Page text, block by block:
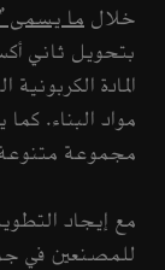
خلال ما يسمى
بتحويل ثاني
المادة
مواد البناء.
مجموعة متنوعة
مع إيجاد
للمصنعين في